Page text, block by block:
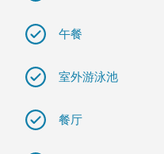
午餐
室外游泳池
餐厅